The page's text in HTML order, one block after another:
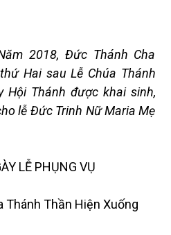
2018, Đức Thánh Cha
Hai sau Lễ Chúa Thánh
Hội Thánh được khai sinh,
lễ Đức Trinh Nữ Maria Mẹ
LỄ PHỤNG VỤ
Thánh Thần Hiện Xuống